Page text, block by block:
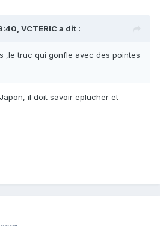
VCTERICa dit :
,le truc qui gonfle avec des pointes
il doit savoir eplucher et